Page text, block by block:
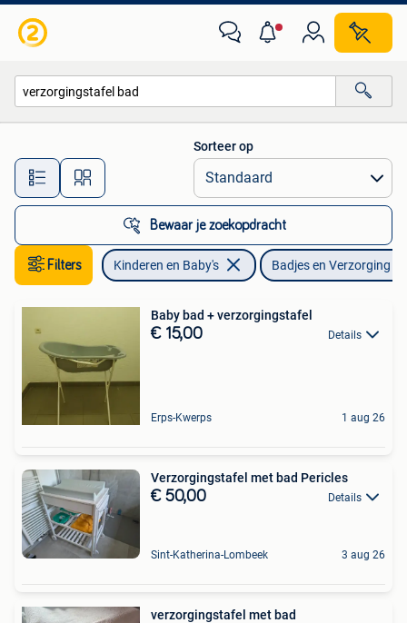
Alle afstanden…
Sorteer op
Bewaar je zoekopdracht
Filters Kinderen en Baby's Badjes en Verzorging
Baby bad + verzorgingstafel
€ 15,00 Details
Erps-Kwerps 1 aug 26
Verzorgingstafel met bad Pericles
€ 50,00 Details
Sint-Katherina-Lombeek 3 aug 26
verzorgingstafel met bad